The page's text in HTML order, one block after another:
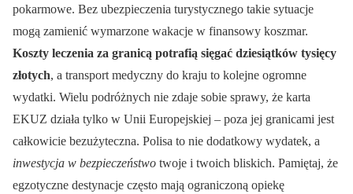
pokarmowe. Bez ubezpieczenia turystycznego takie sytuacje
mogą zamienić wymarzone wakacje w finansowy koszmar.
Koszty leczenia za granicą potrafią sięgać dziesiątków tysięcy
złotych, a transport medyczny do kraju to kolejne ogromne
wydatki. Wielu podróżnych nie zdaje sobie sprawy, że karta
EKUZ działa tylko w Unii Europejskiej – poza jej granicami jest
całkowicie bezużyteczna. Polisa to nie dodatkowy wydatek, a
inwestycja w bezpieczeństwo twoje i twoich bliskich. Pamiętaj, że
egzotyczne destynacje często mają ograniczoną opiekę